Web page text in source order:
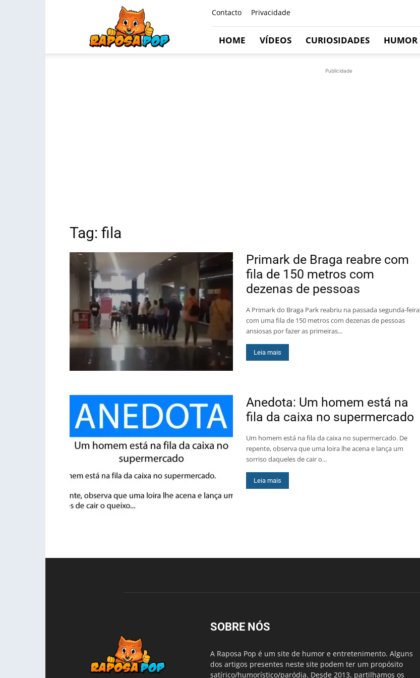
Contacto Privacidade
HOME VÍDEOS CURIOSIDADES HUMOR
Publicidade
Tag: fila
Primark de Braga reabre com
fila de 150 metros com
dezenas de pessoas
A Primark do Braga Park reabriu na passada segunda-feira
com uma fila de 150 metros com dezenas de pessoas
ansiosas por fazer as primeiras...
Leia mais
Anedota: Um homem está na
fila da caixa no supermercado
Um homem está na fila da caixa no supermercado. De
repente, observa que uma loira lhe acena e lança um
sorriso daqueles de cair o...
Leia mais
SOBRE NÓS
A Raposa Pop é um site de humor e entretenimento. Alguns
dos artigos presentes neste site podem ter um propósito
satírico/humorístico/paródia. Desde 2013, partilhamos os